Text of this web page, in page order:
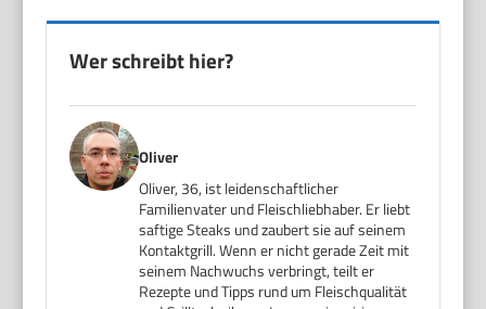
Wer schreibt hier?
Oliver
Oliver, 36, ist leidenschaftlicher
Familienvater und Fleischliebhaber. Er liebt
saftige Steaks und zaubert sie auf seinem
Kontaktgrill. Wenn er nicht gerade Zeit mit
seinem Nachwuchs verbringt, teilt er
Rezepte und Tipps rund um Fleischqualität